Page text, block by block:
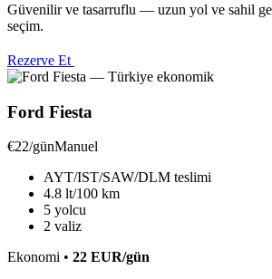
Güvenilir ve tasarruflu — uzun yol ve sahil
seçim.
Rezerve Et
Ford Fiesta
€22/günManuel
AYT/IST/SAW/DLM teslimi
4.8 lt/100 km
5 yolcu
2 valiz
Ekonomi • 22 EUR/gün